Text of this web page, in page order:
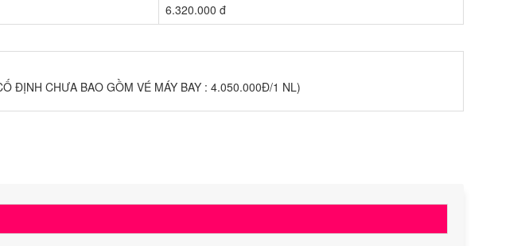
6.320.000 đ
ĐỊNH CHƯA BAO GỒM VÉ MÁY BAY : 4.050.000Đ/1 NL)